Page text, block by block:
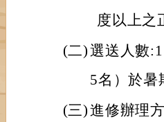
度以上之
(二)選送人數
5名）於暑
(三)進修辦理